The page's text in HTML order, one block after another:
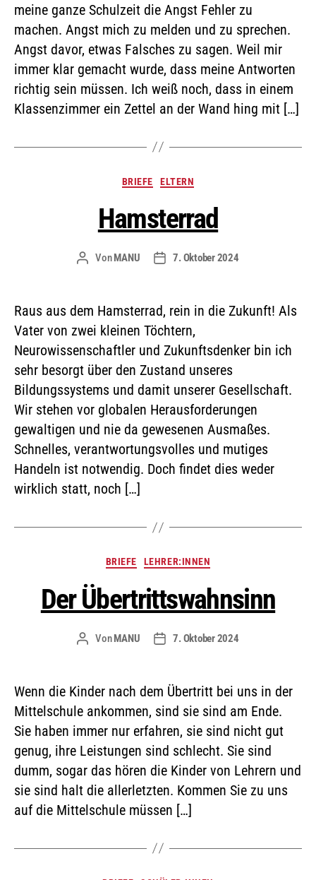
meine ganze Schulzeit die Angst Fehler zu
machen. Angst mich zu melden und zu sprechen.
Angst davor, etwas Falsches zu sagen. Weil mir
immer klar gemacht wurde, dass meine Antworten
richtig sein müssen. Ich weiß noch, dass in einem
Klassenzimmer ein Zettel an der Wand hing mit […]
BRIEFE ELTERN
Hamsterrad
VonMANU 7. Oktober 2024
Raus aus dem Hamsterrad, rein in die Zukunft! Als
Vater von zwei kleinen Töchtern,
Neurowissenschaftler und Zukunftsdenker bin ich
sehr besorgt über den Zustand unseres
Bildungssystems und damit unserer Gesellschaft.
Wir stehen vor globalen Herausforderungen
gewaltigen und nie da gewesenen Ausmaßes.
Schnelles, verantwortungsvolles und mutiges
Handeln ist notwendig. Doch findet dies weder
wirklich statt, noch […]
BRIEFE LEHRER:INNEN
Der Übertrittswahnsinn
VonMANU 7. Oktober 2024
Wenn die Kinder nach dem Übertritt bei uns in der
Mittelschule ankommen, sind sie sind am Ende.
Sie haben immer nur erfahren, sie sind nicht gut
genug, ihre Leistungen sind schlecht. Sie sind
dumm, sogar das hören die Kinder von Lehrern und
sie sind halt die allerletzten. Kommen Sie zu uns
auf die Mittelschule müssen […]